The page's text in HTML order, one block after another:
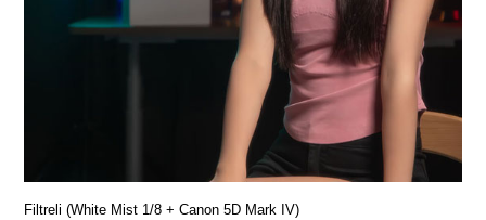
Filtreli (White Mist 1/8 + Canon 5D Mark IV)